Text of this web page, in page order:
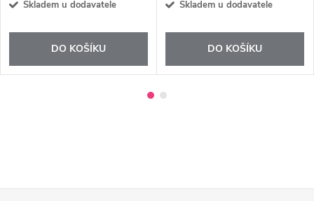
Skladem u dodavatele
DO KOŠÍKU
Skladem u dodavatele
DO KOŠÍKU